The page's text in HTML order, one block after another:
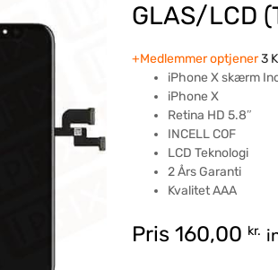
GLAS/LCD
+Medlemmer optjener3
iPhone X skærm
iPhone X
Retina HD 5.8″
INCELL COF
LCD Teknologi
2 Års Garanti
Kvalitet AAA
Pris 160,00 kr.